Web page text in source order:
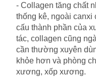
- Collagen tăng chất
thống kê, ngoài canxi
cấu thành phần của
tác, collagen cũng
cần thường xuyên
khỏe hơn và phòng
xương, xốp xương.